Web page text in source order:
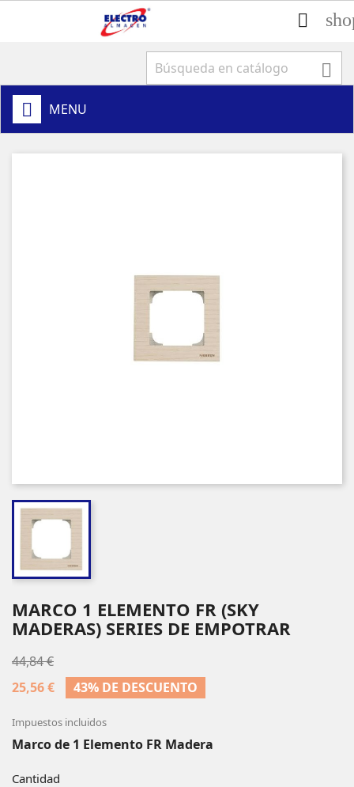


MENU
MARCO 1 ELEMENTO FR (SKY
MADERAS) SERIES DE EMPOTRAR
44,84 €
25,56 €
43% DE DESCUENTO
Impuestos incluidos
Marco de 1 Elemento FR Madera
Cantidad